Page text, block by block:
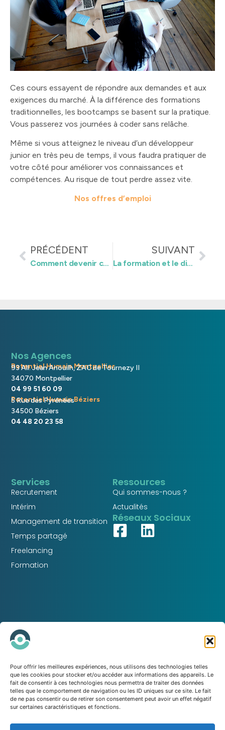
Pour offrir les meilleures expériences, nous utilisons des technologies telles
que les cookies pour stocker et/ou accéder aux informations des appareils. Le
fait de consentir à ces technologies nous permettra de traiter des données
telles que le comportement de navigation ou les ID uniques sur ce site. Le fait
de ne pas consentir ou de retirer son consentement peut avoir un effet négatif
sur certaines caractéristiques et fonctions.
Ces cours essayent de répondre aux demandes et aux
exigences du marché. À la différence des formations
traditionnelles, les bootcamps se basent sur la pratique.
Vous passerez vos journées à coder sans relâche.
Même si vous atteignez le niveau d’un développeur
junior en très peu de temps, il vous faudra pratiquer de
votre côté pour améliorer vos connaissances et
compétences. Au risque de tout perdre assez vite.
Nos offres d’emploi
PRÉCÉDENT
Comment devenir comptable : formation et diplômes [2022]
SUIVANT
La formation et le diplôme pour devenir gestionnaire de paie
La bonne compétence,
au bon endroit,
au bon moment.
Nos Agences
Potentiel Humain Montpellier
93 All. Jean Anouilh, ZAC de Tournezy II
34070 Montpellier
04 99 51 60 09
Potentiel Humain Béziers
5 Rue des Pyrénées
34500 Béziers
04 48 20 23 58
Services
Recrutement
Intérim
Management de transition
Temps partagé
Freelancing
Formation
Ressources
Qui sommes-nous ?
Actualités
Réseaux Sociaux